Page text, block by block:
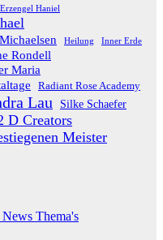
Erzengel Haniel
Heilung Inner Erde
Rondell
Maria
Radiant Rose Academy
Lau Silke Schaefer
D Creators
Meister
News Thema's